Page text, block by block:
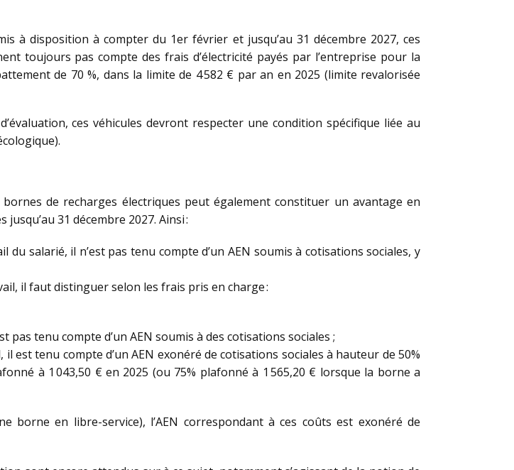
à disposition à compter du 1er février et jusqu’au 31 décembre 2027, ces
toujours pas compte des frais d’électricité payés par l’entreprise pour la
de 70 %, dans la limite de 4 582 € par an en 2025 (limite revalorisée
ces véhicules devront respecter une condition spécifique liée au
de recharges électriques peut également constituer un avantage en
31 décembre 2027. Ainsi :
salarié, il n’est pas tenu compte d’un AEN soumis à cotisations sociales, y
il faut distinguer selon les frais pris en charge :
tenu compte d’un AEN soumis à des cotisations sociales ;
est tenu compte d’un AEN exonéré de cotisations sociales à hauteur de 50%
à 1 043,50 € en 2025 (ou 75% plafonné à 1 565,20 € lorsque la borne a
borne en libre-service), l’AEN correspondant à ces coûts est exonéré de